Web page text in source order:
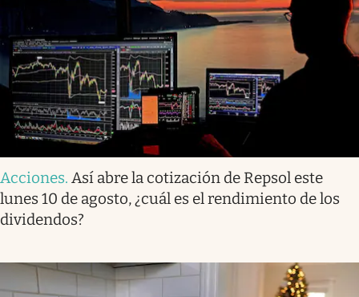
Acciones. Así abre la cotización de Repsol este
lunes 10 de agosto, ¿cuál es el rendimiento de los
dividendos?